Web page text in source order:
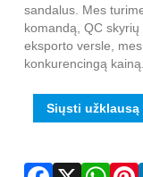
sandalus. Mes
komandą, QC
eksporto versle,
konkurencingą kainą.
Siųsti užklausą